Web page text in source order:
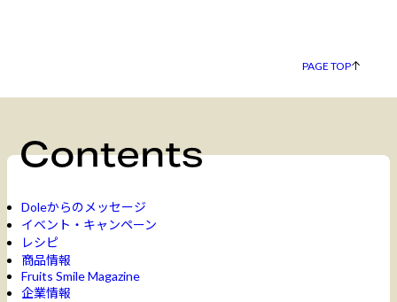
PAGE TOP
Doleからのメッセージ
イベント・キャンペーン
レシピ
商品情報
Fruits Smile Magazine
企業情報